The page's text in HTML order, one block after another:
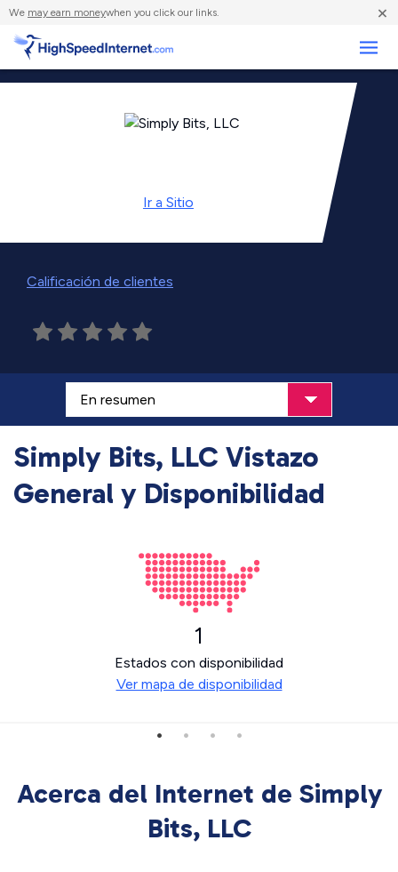
We may earn moneywhen you click our links. ×
Ir a Sitio
Calificación de clientes
Simply Bits, LLC Vistazo
General y Disponibilidad
1
Estados con disponibilidad
Ver mapa de disponibilidad
Acerca del Internet de Simply
Bits, LLC